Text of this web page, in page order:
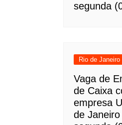
segunda
Rio de
Vaga de
de Caixa
empresa
de